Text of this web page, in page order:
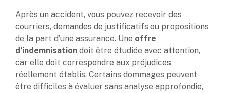
Après un accident, vous pouvez recevoir des
courriers, demandes de justificatifs ou propositions
de la part d’une assurance. Une offre
d’indemnisationdoit être étudiée avec attention,
car elle doit correspondre aux préjudices
réellement établis. Certains dommages peuvent
être difficiles à évaluer sans analyse approfondie,